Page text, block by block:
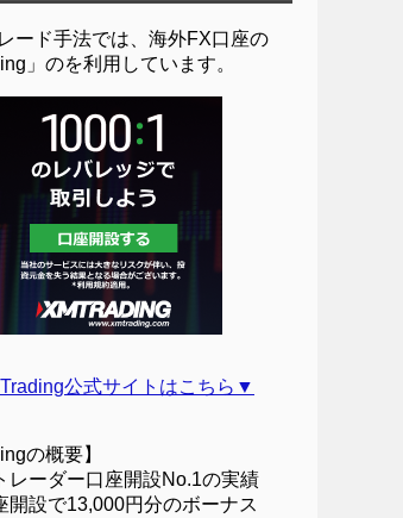
ード手法では、海外FX口座の
」のを利用しています。
公式サイトはこちら▼
の概要】
レーダー口座開設No.1の実績
開設で13,000円分のボーナス